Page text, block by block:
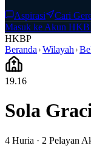
Aspirasi Cari
Masuk ke Akun
HKBP
Beranda Wilayah
19.16
Sola
4 Huria · 2 Pelayan